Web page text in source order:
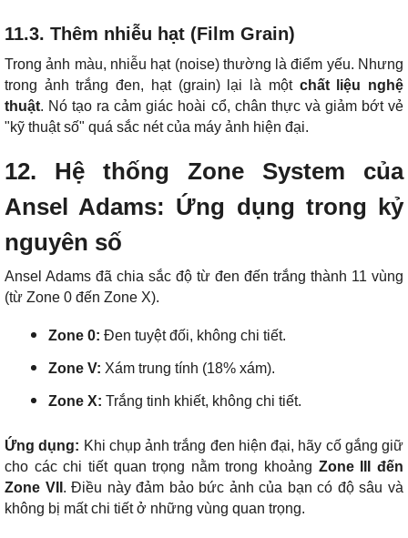
11.3. Thêm nhiễu hạt (Film Grain)
Trong ảnh màu, nhiễu hạt (noise) thường là điểm yếu. Nhưng
trong ảnh trắng đen, hạt (grain) lại là một chất liệu nghệ
thuật. Nó tạo ra cảm giác hoài cổ, chân thực và giảm bớt vẻ
"kỹ thuật số" quá sắc nét của máy ảnh hiện đại.
12. Hệ thống Zone System của
Ansel Adams: Ứng dụng trong kỷ
nguyên số
Ansel Adams đã chia sắc độ từ đen đến trắng thành 11 vùng
(từ Zone 0 đến Zone X).
Zone 0: Đen tuyệt đối, không chi tiết.
Zone V: Xám trung tính (18% xám).
Zone X: Trắng tinh khiết, không chi tiết.
Ứng dụng: Khi chụp ảnh trắng đen hiện đại, hãy cố gắng giữ
cho các chi tiết quan trọng nằm trong khoảng Zone III đến
Zone VII . Điều này đảm bảo bức ảnh của bạn có độ sâu và
không bị mất chi tiết ở những vùng quan trọng.